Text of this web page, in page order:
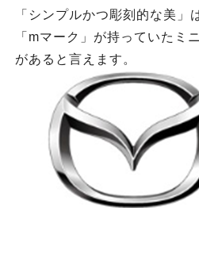
「シンプルかつ彫刻的な美」
「mマーク」が持っていたミ
があると言えます。